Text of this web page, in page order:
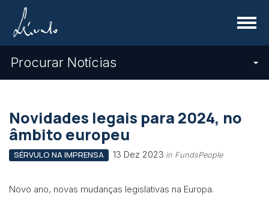
Menu
Procurar Notícias
Novidades legais para 2024, no
âmbito europeu
SÉRVULO NA IMPRENSA 13 Dez 2023 in FundsPeople
Novo ano, novas mudanças legislativas na Europa.